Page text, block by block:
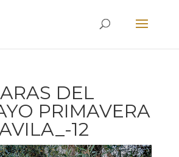
DEL
PRIMAVERA
12